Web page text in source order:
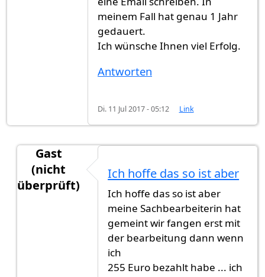
meinem Fall hat genau 1 Jahr
gedauert.
Ich wünsche Ihnen viel Erfolg.
Antworten
Di. 11 Jul 2017 - 05:12 Link
Gast
(nicht
überprüft)
Es dauert zwischen 6 Monaten
Ich hoffe das so ist aber
Ich hoffe das so ist aber
meine Sachbearbeiterin hat
gemeint wir fangen erst mit
der bearbeitung dann wenn
ich
255 Euro bezahlt habe ... ich